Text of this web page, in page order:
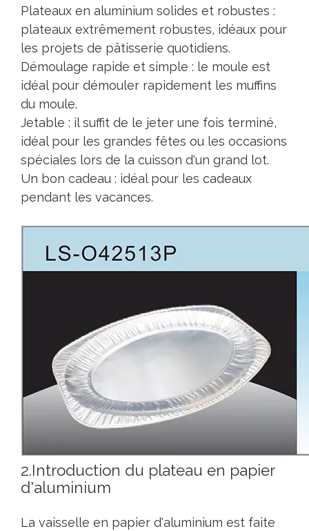
Plateaux en aluminium solides et robustes :
plateaux extrêmement robustes, idéaux pour
les projets de pâtisserie quotidiens.
Démoulage rapide et simple : le moule est
idéal pour démouler rapidement les muffins
du moule.
Jetable : il suffit de le jeter une fois terminé,
idéal pour les grandes fêtes ou les occasions
spéciales lors de la cuisson d'un grand lot.
Un bon cadeau : idéal pour les cadeaux
pendant les vacances.
2.Introduction du plateau en papier
d'aluminium
La vaisselle en papier d'aluminium est faite